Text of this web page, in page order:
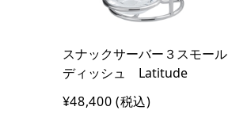
スナックサーバー３スモール
ディッシュ Latitude
¥48,400 (税込)